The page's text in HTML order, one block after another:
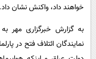
خواهند داد، واکنش نشان داد.
به گزارش خبرگزاری مهر
نمایندگان ائتلاف فتح در